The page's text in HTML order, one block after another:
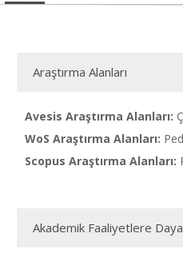
Araştırma Alanları
Avesis Araştırma Alanları:
WoS Araştırma Alanları:
Scopus Araştırma Alanları:
Akademik Faaliyetlere